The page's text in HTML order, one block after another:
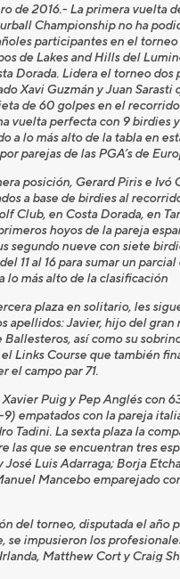
de 2016.- La primera vuelta
Championship no ha
participantes en el torneo
de Lakes and Hills del
Dorada. Lidera el torneo dos
Xavi Guzmán y Juan Sarasti
de 60 golpes en el
vuelta perfecta con 9 birdies
a lo más alto de la tabla en
parejas de las PGA’s de
posición, Gerard Piris e Ivó
a base de birdies al
Club, en Costa Dorada, en
hoyos de la pareja
segundo nueve con siete
11 al 16 para sumar un
lo más alto de la clasificación
plaza en solitario, les
apellidos: Javier, hijo del gran
Ballesteros, así como su
Links Course que también
el campo par 71.
Puig y Pep Anglés con
empatados con la pareja
Tadini. La sexta plaza la
las que se encuentran tres
Luis Adarraga; Borja
Mancebo emparejado
del torneo, disputada el año
se impusieron los
Matthew Cort y Craig